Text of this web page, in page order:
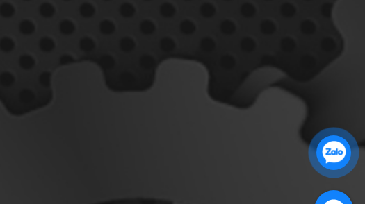
Zalo 2: 0972 14 9900